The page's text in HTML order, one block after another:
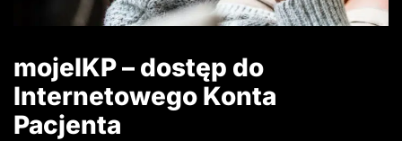
mojeIKP – dostęp do
Internetowego Konta
Pacjenta